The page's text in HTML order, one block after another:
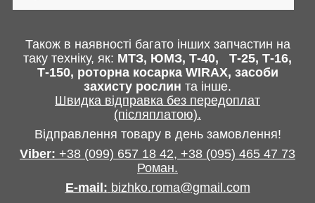
Також в наявності багато інших запчастин на
таку техніку, як: МТЗ, ЮМЗ, Т-40,
Т-25, Т-16,
Т-150, роторна косарка WIRAX, засоби
захисту рослин та інше.
Швидка відправка без передоплат
(післяплатою).
Відправлення товару в день замовлення!
Viber: +38 (099) 657 18 42, +38 (095) 465 47 73
Роман.
E-mail: bizhko.roma@gmail.com